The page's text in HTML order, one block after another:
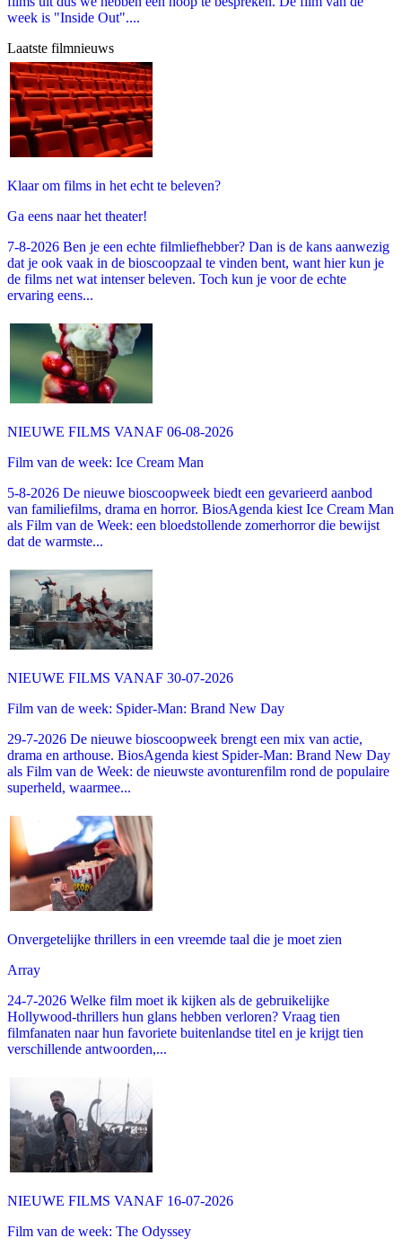
week is "Inside Out"....
Laatste filmnieuws
Klaar om films in het echt te beleven?
Ga eens naar het theater!
7-8-2026 Ben je een echte filmliefhebber? Dan is de kans aanwezig
dat je ook vaak in de bioscoopzaal te vinden bent, want hier kun je
de films net wat intenser beleven. Toch kun je voor de echte
ervaring eens...
NIEUWE FILMS VANAF 06-08-2026
Film van de week: Ice Cream Man
5-8-2026 De nieuwe bioscoopweek biedt een gevarieerd aanbod
van familiefilms, drama en horror. BiosAgenda kiest Ice Cream Man
als Film van de Week: een bloedstollende zomerhorror die bewijst
dat de warmste...
NIEUWE FILMS VANAF 30-07-2026
Film van de week: Spider-Man: Brand New Day
29-7-2026 De nieuwe bioscoopweek brengt een mix van actie,
drama en arthouse. BiosAgenda kiest Spider-Man: Brand New Day
als Film van de Week: de nieuwste avonturenfilm rond de populaire
superheld, waarmee...
Onvergetelijke thrillers in een vreemde taal die je moet zien
Array
24-7-2026 Welke film moet ik kijken als de gebruikelijke
Hollywood-thrillers hun glans hebben verloren? Vraag tien
filmfanaten naar hun favoriete buitenlandse titel en je krijgt tien
verschillende antwoorden,...
NIEUWE FILMS VANAF 16-07-2026
Film van de week: The Odyssey